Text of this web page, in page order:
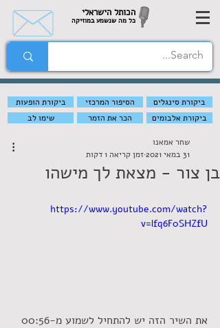
הכותל הישראלי
כל מה שנשמע במוזיקה
ביקורת הופעות הסיפור המרכזי
ביקורת סינגלים
שימו לב
הכר את הזמר ביקורת אלבומים
בן צור - מצאת לך מישהו
שחר אמאנו
31 במאי 2021
זמן קריאה 1 דקות
https://www.youtube.com/watch?
v=lfq6F0SHZfU